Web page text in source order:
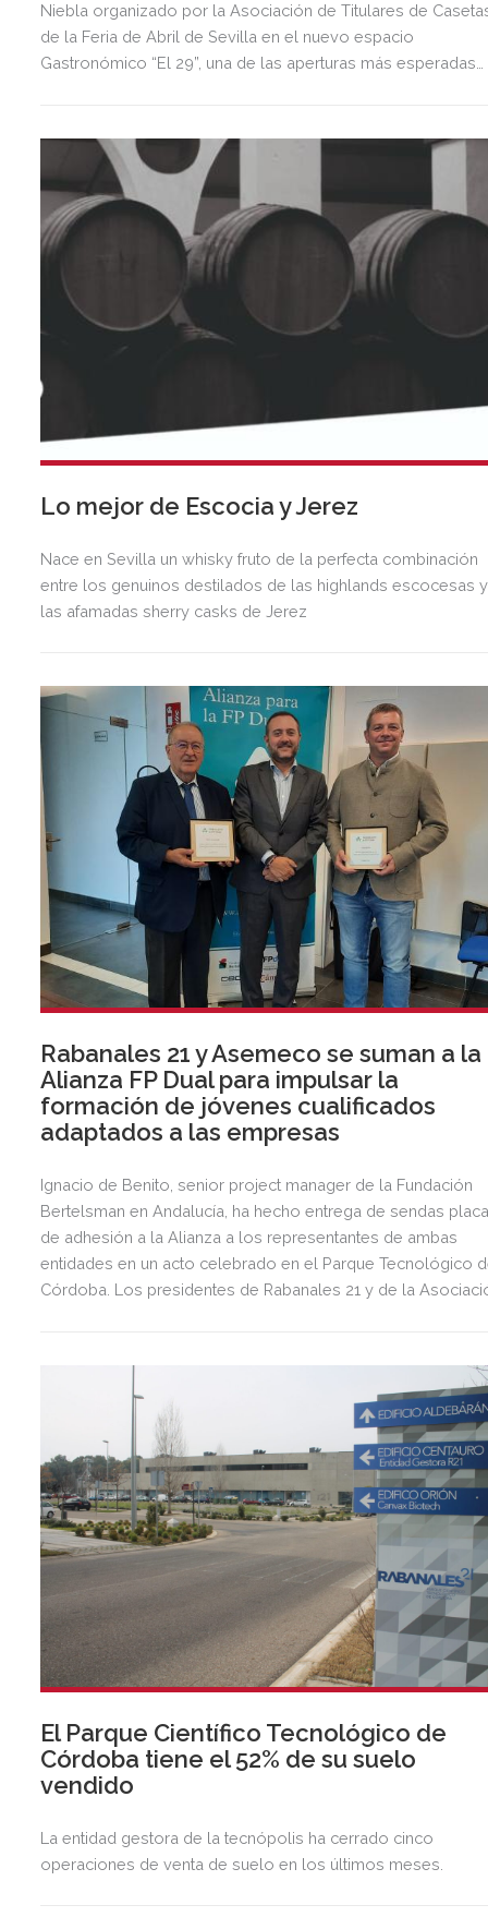
Niebla organizado por la Asociación de Titulares de
de la Feria de Abril de Sevilla en el nuevo espacio
Gastronómico “El 29”, una de las aperturas más esperadas
Lo mejor de Escocia y Jerez
Nace en Sevilla un whisky fruto de la perfecta combinación
entre los genuinos destilados de las highlands escocesas y
las afamadas sherry casks de Jerez
Rabanales 21 y Asemeco se suman a la
Alianza FP Dual para impulsar la
formación de jóvenes cualificados
adaptados a las empresas
Ignacio de Benito, senior project manager de la Fundación
Bertelsman en Andalucía, ha hecho entrega de sendas
de adhesión a la Alianza a los representantes de ambas
entidades en un acto celebrado en el Parque Tecnológico
Córdoba. Los presidentes de Rabanales 21 y de la
“enlace clave” entre el mundo educativo y el laboral.
El Parque Científico Tecnológico de
Córdoba tiene el 52% de su suelo
vendido
La entidad gestora de la tecnópolis ha cerrado cinco
operaciones de venta de suelo en los últimos meses.